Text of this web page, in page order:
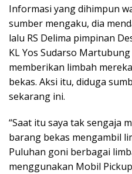
Informasi yang dihimpun
sumber mengaku, dia
lalu RS Delima pimpinan
KL Yos Sudarso
memberikan limbah
bekas. Aksi itu, diduga
sekarang ini.
“Saat itu saya tak sengaja
barang bekas mengambil
Puluhan goni berbagai
menggunakan Mobil